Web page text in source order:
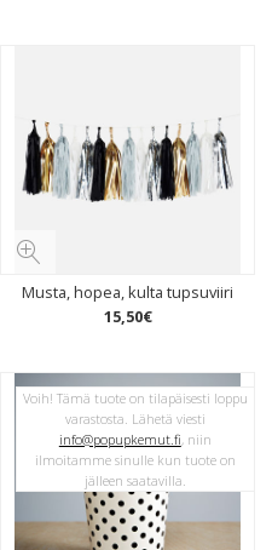
Musta, hopea, kulta tupsuviiri
15,50€
Voih! Tämä tuote on tilapäisesti loppu
varastosta. Lähetä viesti
info@popupkemut.fi, niin
ilmoitamme sinulle kun tuote on
jälleen saatavilla.